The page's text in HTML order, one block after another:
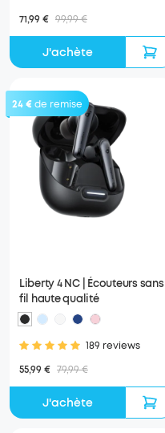
71,99 € 99,99 €
J'achète
24 €de remise
Liberty 4 NC | Écouteurs sans
fil haute qualité
189 reviews
55,99 € 79,99 €
J'achète